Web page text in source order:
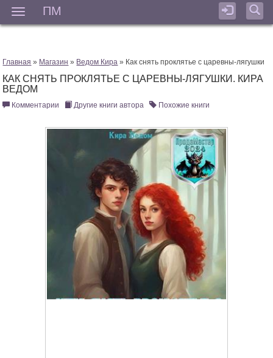
ПМ
Главная » Магазин » Ведом Кира » Как снять проклятье с царевны-лягушки
КАК СНЯТЬ ПРОКЛЯТЬЕ С ЦАРЕВНЫ-ЛЯГУШКИ. КИРА
ВЕДОМ
Комментарии Другие книги автора Похожие книги